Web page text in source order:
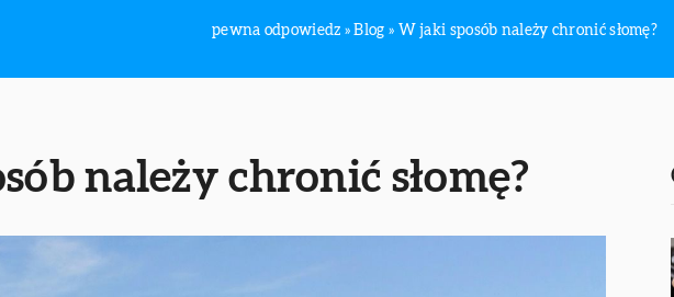
pewna odpowiedz »Blog » W jaki sposób należy chronić słomę?
należy chronić słomę?